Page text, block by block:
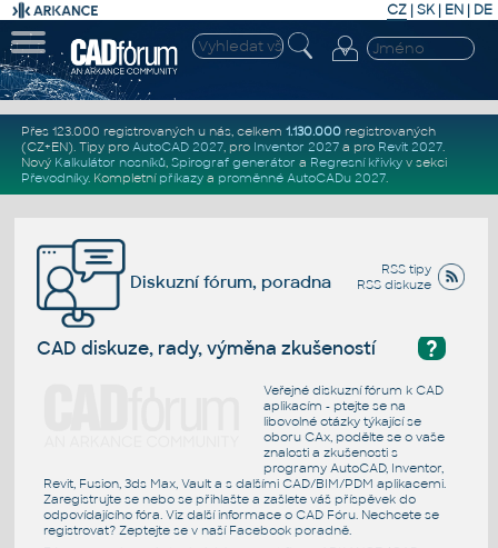
CZ | SK| EN | DE
Přes 123.000 registrovaných u nás, celkem 1.130.000registrovaných
(CZ+EN). Tipy pro AutoCAD 2027, pro Inventor 2027a pro Revit 2027.
Nový Kalkulátor nosníků, Spirograf generátor a Regresní křivkyv sekci
Převodníky. Kompletní příkazya proměnné AutoCADu 2027.
RSS tipy
RSS diskuze
Diskuzní fórum, poradna
?
CAD diskuze, rady, výměna zkušeností
Veřejné diskuzní fórum k CAD
aplikacím - ptejte se na
libovolné otázky týkající se
oboru CAx, podělte se o vaše
znalosti a zkušenosti s
programy AutoCAD, Inventor,
Revit, Fusion, 3ds Max, Vault a s dalšími CAD/BIM/PDM aplikacemi.
Zaregistrujte se nebo se přihlašte a zašlete váš příspěvek do
odpovídajícího fóra. Viz další informace o CAD Fóru. Nechcete se
registrovat? Zeptejte se v naší Facebook poradně.